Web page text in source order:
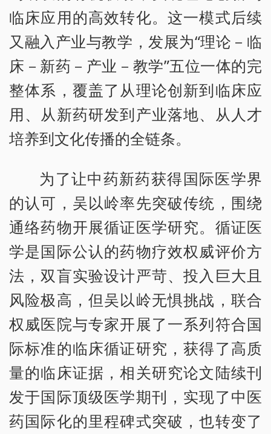
临床应用的高效转化。这一模式后续
又融入产业与教学，发展为“理论－临
床－新药－产业－教学”五位一体的完
整体系，覆盖了从理论创新到临床应
用、从新药研发到产业落地、从人才
培养到文化传播的全链条。
为了让中药新药获得国际医学界
的认可，吴以岭率先突破传统，围绕
通络药物开展循证医学研究。循证医
学是国际公认的药物疗效权威评价方
法，双盲实验设计严苛、投入巨大且
风险极高，但吴以岭无惧挑战，联合
权威医院与专家开展了一系列符合国
际标准的临床循证研究，获得了高质
量的临床证据，相关研究论文陆续刊
发于国际顶级医学期刊，实现了中医
药国际化的里程碑式突破，也转变了